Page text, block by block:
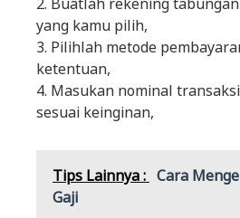
yang kamu pilih,
3. Pilihlah metode
ketentuan,
4. Masukan nominal
sesuai keinginan,
Tips Lainnya : Cara
Gaji